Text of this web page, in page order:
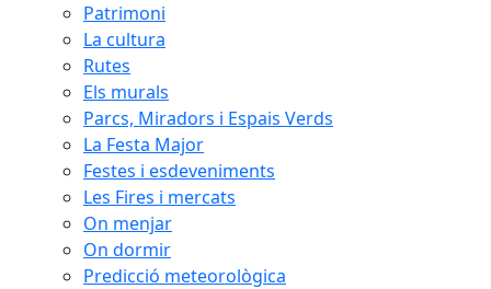
Patrimoni
La cultura
Rutes
Els murals
Parcs, Miradors i Espais Verds
La Festa Major
Festes i esdeveniments
Les Fires i mercats
On menjar
On dormir
Predicció meteorològica